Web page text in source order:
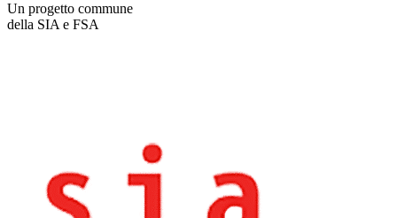
Un progetto commune
della SIA e FSA